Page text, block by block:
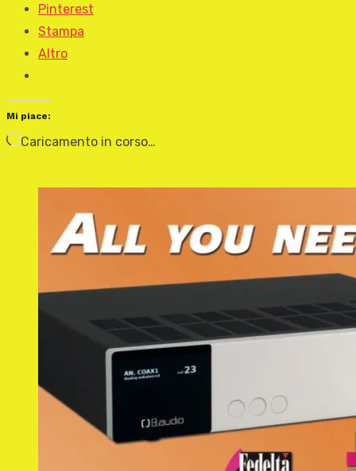
Pinterest
Stampa
Altro
Mi piace:
Caricamento in corso…